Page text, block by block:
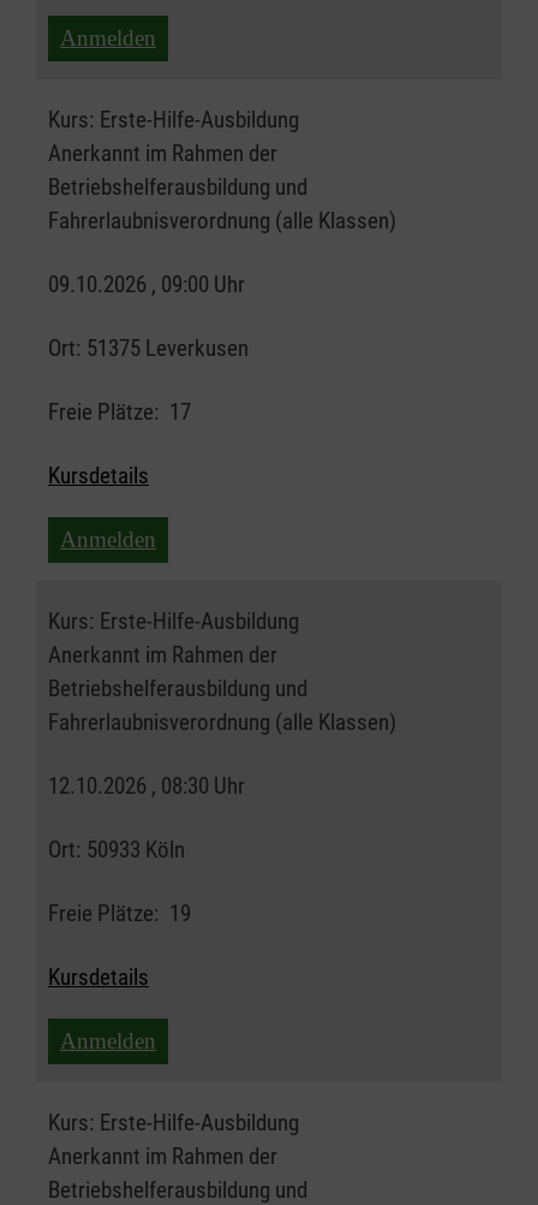
Anmelden
Kurs: Erste-Hilfe-Ausbildung
Anerkannt im Rahmen der
Betriebshelferausbildung und
Fahrerlaubnisverordnung (alle Klassen)
09.10.2026 , 09:00 Uhr
Ort: 51375 Leverkusen
Freie Plätze: 17
Kursdetails
Anmelden
Kurs: Erste-Hilfe-Ausbildung
Anerkannt im Rahmen der
Betriebshelferausbildung und
Fahrerlaubnisverordnung (alle Klassen)
12.10.2026 , 08:30 Uhr
Ort: 50933 Köln
Freie Plätze: 19
Kursdetails
Anmelden
Kurs: Erste-Hilfe-Ausbildung
Anerkannt im Rahmen der
Betriebshelferausbildung und